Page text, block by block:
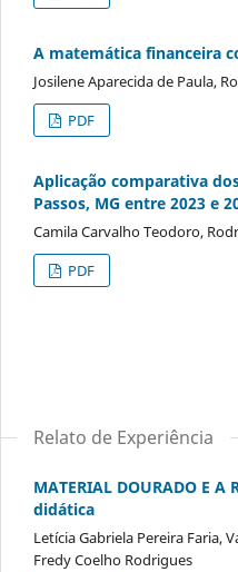
A matemática financeira
Josilene Aparecida de Paula,
PDF
Aplicação comparativa
Passos, MG entre 2023 e
Camila Carvalho Teodoro,
PDF
Relato de Experiência
MATERIAL DOURADO E
didática
Letícia Gabriela Pereira Faria,
Fredy Coelho Rodrigues